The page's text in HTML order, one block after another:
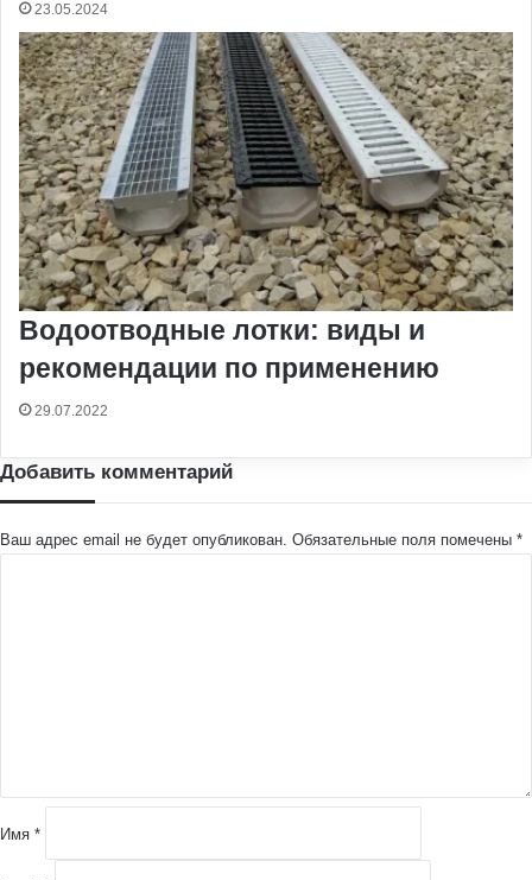
23.05.2024
Водоотводные лотки: виды и
рекомендации по применению
29.07.2022
Добавить комментарий
Ваш адрес email не будет опубликован. Обязательные поля помечены *
и
йИмя *